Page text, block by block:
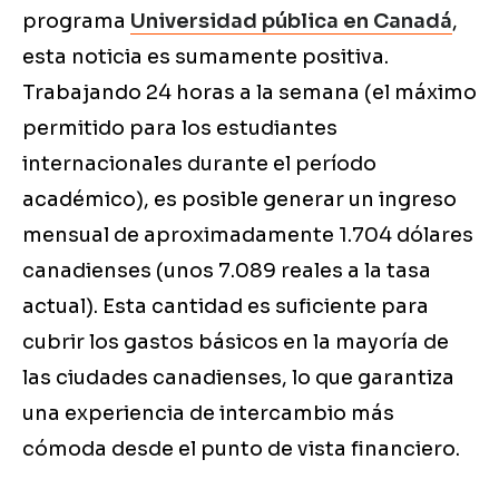
programa Universidad pública en Canadá,
esta noticia es sumamente positiva.
Trabajando 24 horas a la semana (el máximo
permitido para los estudiantes
internacionales durante el período
académico), es posible generar un ingreso
mensual de aproximadamente 1.704 dólares
canadienses (unos 7.089 reales a la tasa
actual). Esta cantidad es suficiente para
cubrir los gastos básicos en la mayoría de
las ciudades canadienses, lo que garantiza
una experiencia de intercambio más
cómoda desde el punto de vista financiero.